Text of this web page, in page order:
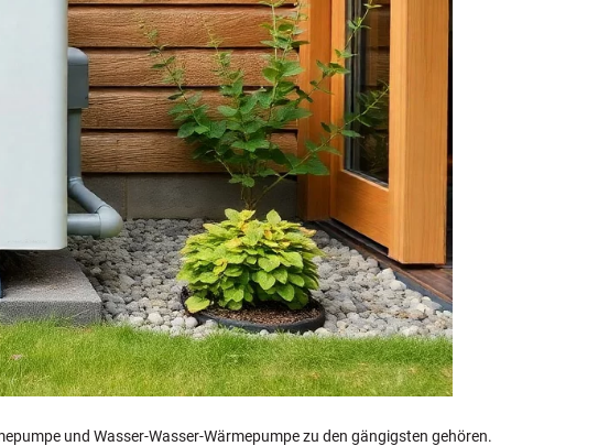
und Wasser-Wasser-Wärmepumpe zu den gängigsten gehören.